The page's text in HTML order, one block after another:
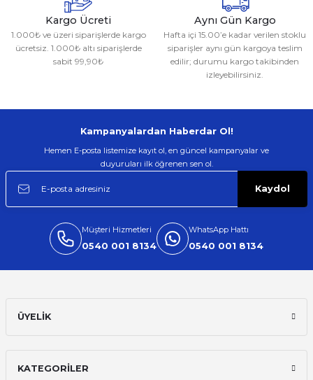
Gönder
Kargo Ücreti
1.000₺ ve üzeri siparişlerde kargo
ücretsiz. 1.000₺ altı siparişlerde
sabit 99,90₺
Aynı Gün Kargo
Hafta içi 15.00’e kadar verilen stoklu
siparişler aynı gün kargoya teslim
edilir; durumu kargo takibinden
izleyebilirsiniz.
Kampanyalardan Haberdar Ol!
Hemen E-posta listemize kayıt ol, en güncel kampanyalar ve
duyuruları ilk öğrenen sen ol.
Kaydol
Müşteri Hizmetleri
0540 001 8134
WhatsApp Hattı
0540 001 8134
ÜYELİK
KATEGORİLER